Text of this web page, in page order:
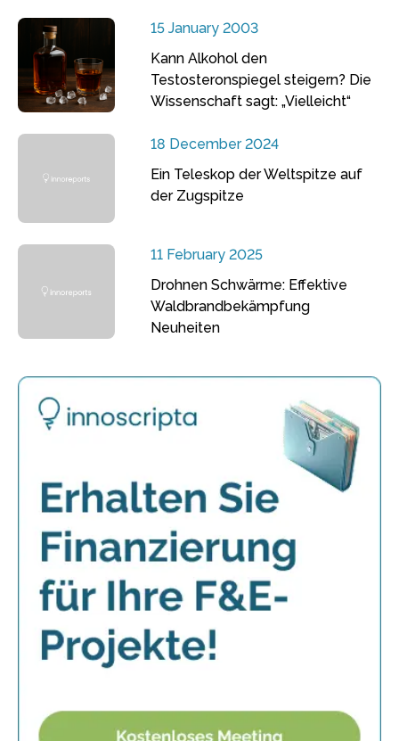
15 January 2003
Kann Alkohol den
Testosteronspiegel steigern? Die
Wissenschaft sagt: „Vielleicht“
18 December 2024
Ein Teleskop der Weltspitze auf
der Zugspitze
11 February 2025
Drohnen Schwärme: Effektive
Waldbrandbekämpfung
Neuheiten